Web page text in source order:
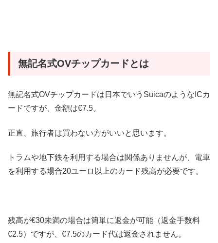
無記名式OVチップカードとは
無記名式OVチップカードは日本でいうSuicaのようなICカ
ードですが、金額は€7.5。
正直、旅行者は買わない方がいいと思います。
トラムや地下鉄を利用する場合は関係ありませんが、電車
を利用する場合20ユーロ以上のカード残高が必要です。
残高が€30未満の場合は簡単に返金が可能（返金手数料
€2.5）ですが、€7.5のカード代は返金されません。